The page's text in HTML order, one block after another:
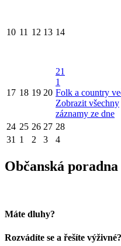
10 11 12 13 14
17 18 19 20
21
1
Folk a country
Zobrazit všechny
záznamy ze dne
24 25 26 27 28
31 1 2 3 4
Občanská poradna
Máte dluhy?
Rozvádíte se a řešíte výživné?